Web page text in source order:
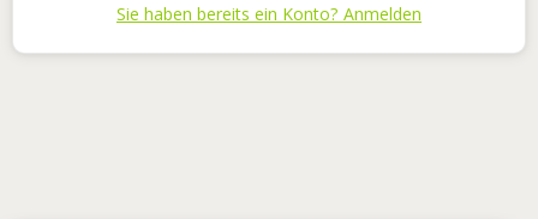
Sie haben bereits ein Konto? Anmelden